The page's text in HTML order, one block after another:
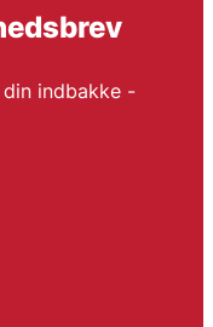
indbakke -